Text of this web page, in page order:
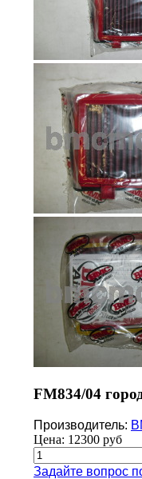
FM834/04
Производитель:
Цена: 12300 руб
Задайте вопрос